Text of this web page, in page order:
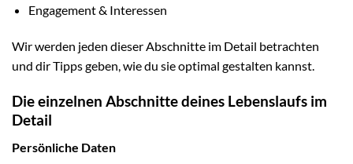
Engagement & Interessen
Wir werden jeden dieser Abschnitte im Detail betrachten
und dir Tipps geben, wie du sie optimal gestalten kannst.
Die einzelnen Abschnitte deines Lebenslaufs im
Detail
Persönliche Daten